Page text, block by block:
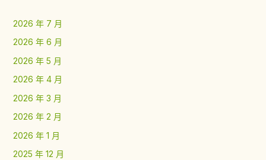
2026 年 7 月
2026 年 6 月
2026 年 5 月
2026 年 4 月
2026 年 3 月
2026 年 2 月
2026 年 1 月
2025 年 12 月